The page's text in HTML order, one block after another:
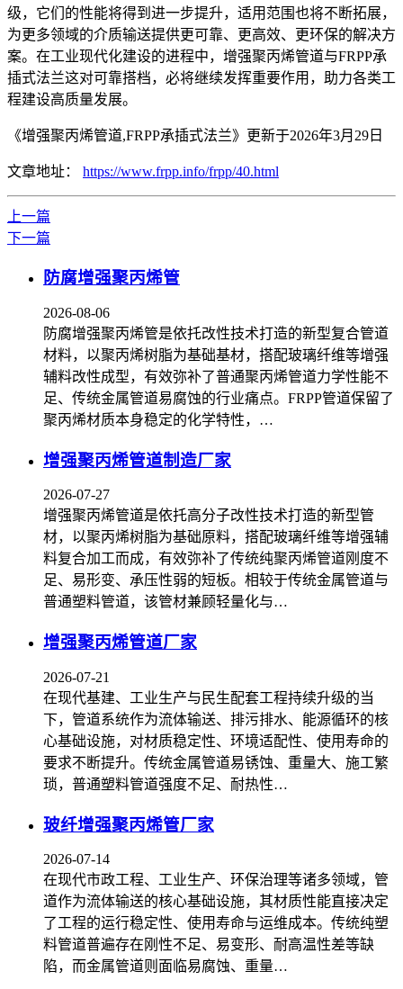
级，它们的性能将得到进一步提升，适用范围也将不断拓展，
为更多领域的介质输送提供更可靠、更高效、更环保的解决方
案。在工业现代化建设的进程中，增强聚丙烯管道与FRPP承
插式法兰这对可靠搭档，必将继续发挥重要作用，助力各类工
程建设高质量发展。
《增强聚丙烯管道,FRPP承插式法兰》更新于2026年3月29日
文章地址： https://www.frpp.info/frpp/40.html
上一篇
下一篇
防腐增强聚丙烯管
2026-08-06
防腐增强聚丙烯管是依托改性技术打造的新型复合管道
材料，以聚丙烯树脂为基础基材，搭配玻璃纤维等增强
辅料改性成型，有效弥补了普通聚丙烯管道力学性能不
足、传统金属管道易腐蚀的行业痛点。FRPP管道保留了
聚丙烯材质本身稳定的化学特性，…
增强聚丙烯管道制造厂家
2026-07-27
增强聚丙烯管道是依托高分子改性技术打造的新型管
材，以聚丙烯树脂为基础原料，搭配玻璃纤维等增强辅
料复合加工而成，有效弥补了传统纯聚丙烯管道刚度不
足、易形变、承压性弱的短板。相较于传统金属管道与
普通塑料管道，该管材兼顾轻量化与…
增强聚丙烯管道厂家
2026-07-21
在现代基建、工业生产与民生配套工程持续升级的当
下，管道系统作为流体输送、排污排水、能源循环的核
心基础设施，对材质稳定性、环境适配性、使用寿命的
要求不断提升。传统金属管道易锈蚀、重量大、施工繁
琐，普通塑料管道强度不足、耐热性…
玻纤增强聚丙烯管厂家
2026-07-14
在现代市政工程、工业生产、环保治理等诸多领域，管
道作为流体输送的核心基础设施，其材质性能直接决定
了工程的运行稳定性、使用寿命与运维成本。传统纯塑
料管道普遍存在刚性不足、易变形、耐高温性差等缺
陷，而金属管道则面临易腐蚀、重量…